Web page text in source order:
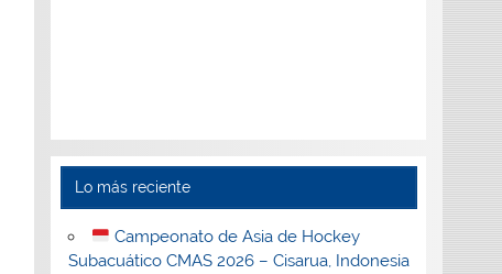
Lo más reciente
Campeonato de Asia de Hockey
Subacuático CMAS 2026 – Cisarua, Indonesia